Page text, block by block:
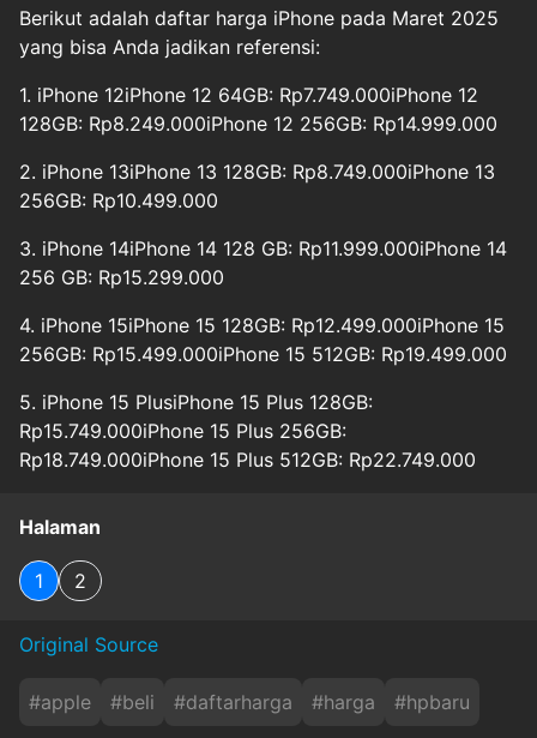
Berikut adalah daftar harga iPhone pada Maret 2025
yang bisa Anda jadikan referensi:
1. iPhone 12iPhone 12 64GB: Rp7.749.000iPhone 12
128GB: Rp8.249.000iPhone 12 256GB: Rp14.999.000
2. iPhone 13iPhone 13 128GB: Rp8.749.000iPhone 13
256GB: Rp10.499.000
3. iPhone 14iPhone 14 128 GB: Rp11.999.000iPhone 14
256 GB: Rp15.299.000
4. iPhone 15iPhone 15 128GB: Rp12.499.000iPhone 15
256GB: Rp15.499.000iPhone 15 512GB: Rp19.499.000
5. iPhone 15 PlusiPhone 15 Plus 128GB:
Rp15.749.000iPhone 15 Plus 256GB:
Rp18.749.000iPhone 15 Plus 512GB: Rp22.749.000
Halaman
1 2
Original Source
#apple #beli #daftarharga #harga #hpbaru